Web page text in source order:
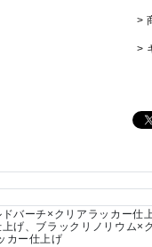
バーチ×クリアラッカー仕
げ、ブラックリノリウム×
カー仕上げ